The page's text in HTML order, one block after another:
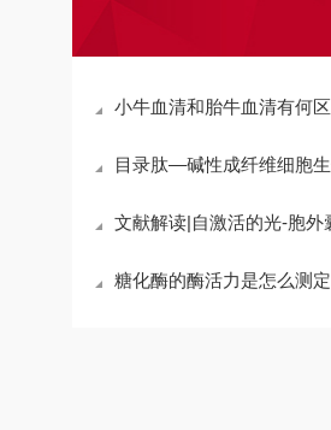
小牛血清和胎牛血清有何区别与注
目录肽—碱性成纤维细胞生长因子
文献解读|自激活的光-胞外囊泡用于协同三模
糖化酶的酶活力是怎么测定